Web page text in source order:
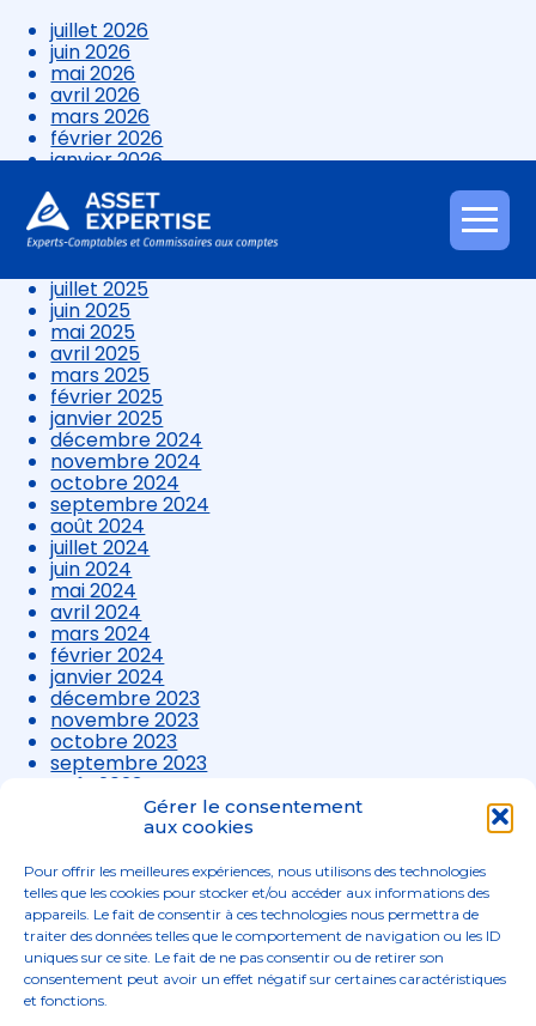
Gérer le consentement
aux cookies
Pour offrir les meilleures expériences, nous utilisons des technologies
telles que les cookies pour stocker et/ou accéder aux informations des
appareils. Le fait de consentir à ces technologies nous permettra de
traiter des données telles que le comportement de navigation ou les ID
uniques sur ce site. Le fait de ne pas consentir ou de retirer son
consentement peut avoir un effet négatif sur certaines caractéristiques
et fonctions.
Aller
au
juillet 2026
juin 2026
mai 2026
avril 2026
mars 2026
février 2026
janvier 2026
novembre 2025
octobre 2025
septembre 2025
juillet 2025
juin 2025
mai 2025
avril 2025
mars 2025
février 2025
janvier 2025
décembre 2024
novembre 2024
octobre 2024
septembre 2024
août 2024
juillet 2024
juin 2024
mai 2024
avril 2024
mars 2024
février 2024
janvier 2024
décembre 2023
novembre 2023
octobre 2023
septembre 2023
août 2023
juillet 2023
avril 2023
mars 2023